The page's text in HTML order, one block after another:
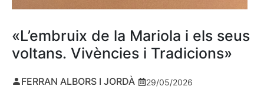
«L’embruix de la Mariola i els seus
voltans. Vivències i Tradicions»
FERRAN ALBORS I JORDÀ 29/05/2026